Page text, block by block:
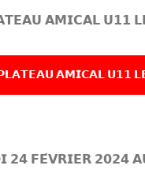
𝗔𝗠𝗜𝗖𝗔𝗟 𝗨𝟭𝟭
𝗔𝗠𝗜𝗖𝗔𝗟 𝗨𝟭𝟭
𝗙𝗘́𝗩𝗥𝗜𝗘𝗥 𝟮𝟬𝟮𝟰